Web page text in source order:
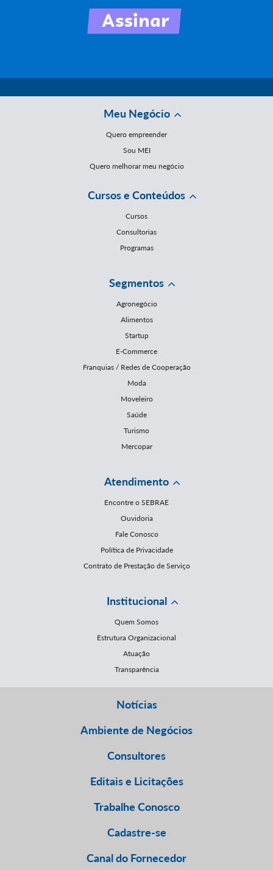
Meu Negócio
Quero empreender
Sou MEI
Quero melhorar meu negócio
Cursos e Conteúdos
Cursos
Consultorias
Programas
Segmentos
Agronegócio
Alimentos
Startup
E-Commerce
Franquias / Redes de Cooperação
Moda
Moveleiro
Saúde
Turismo
Mercopar
Atendimento
Encontre o SEBRAE
Ouvidoria
Fale Conosco
Política de Privacidade
Contrato de Prestação de Serviço
Institucional
Quem Somos
Estrutura Organizacional
Atuação
Transparência
Notícias
Ambiente de Negócios
Consultores
Editais e Licitações
Trabalhe Conosco
Cadastre-se
Canal do Fornecedor